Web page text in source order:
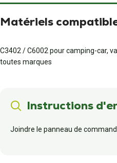
Matériels
C3402 / C6002 pour camping-car,
toutes marques
Instructions
Joindre le panneau de